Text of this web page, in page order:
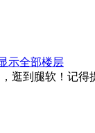
示全部楼层
逛到腿软！记